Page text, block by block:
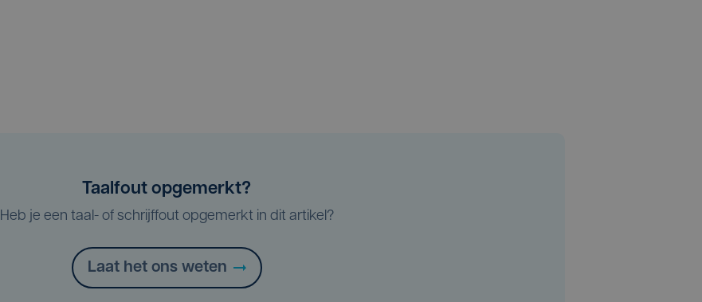
Taalfout opgemerkt?
Heb je een taal- of schrijffout opgemerkt in dit artikel?
Laat het ons weten